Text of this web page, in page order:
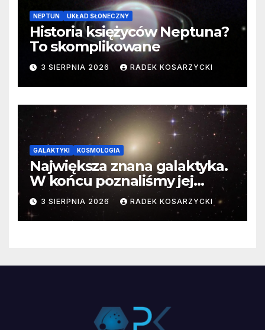
NEPTUN UKŁAD SŁONECZNY
Historia księżyców Neptuna?
To skomplikowane
3 SIERPNIA 2026 RADEK KOSARZYCKI
GALAKTYKI KOSMOLOGIA
Największa znana galaktyka.
W końcu poznaliśmy jej
faktyczne wymiary
3 SIERPNIA 2026 RADEK KOSARZYCKI